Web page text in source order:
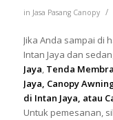
in Jasa Pasang Canopy /
Jika Anda sampai di
Intan Jaya dan
Jaya, Tenda
Jaya, Canopy
di Intan Jaya, atau
Untuk pemesanan,